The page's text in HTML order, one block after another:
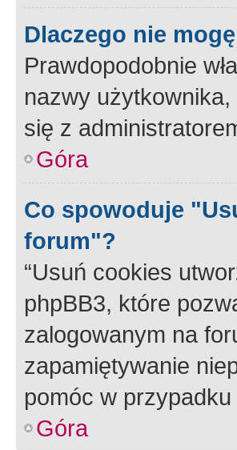
Dlaczego nie
Prawdopodobnie
nazwy
się z
Góra
Co spowoduje
forum"?
“Usuń cookies
phpBB3, które
zalogowanym na
zapamiętywanie
pomóc w
Góra